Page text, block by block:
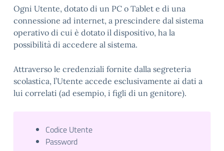
Ogni Utente, dotato di un PC o Tablet e di una
connessione ad internet, a prescindere dal sistema
operativo di cui è dotato il dispositivo, ha la
possibilità di accedere al sistema.
Attraverso le credenziali fornite dalla segreteria
scolastica, l’Utente accede esclusivamente ai dati a
lui correlati (ad esempio, i figli di un genitore).
Codice Utente
Password